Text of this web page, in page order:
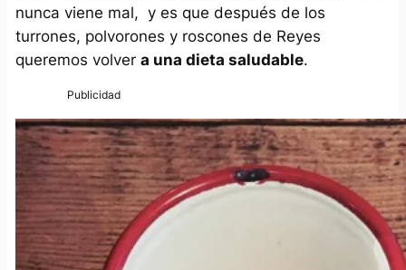
nunca viene mal, y es que después de los
turrones, polvorones y roscones de Reyes
queremos volver a una dieta saludable.